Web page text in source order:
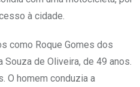
à cidade.
como Roque Gomes dos
Souza de Oliveira, de 49 anos.
O homem conduzia a